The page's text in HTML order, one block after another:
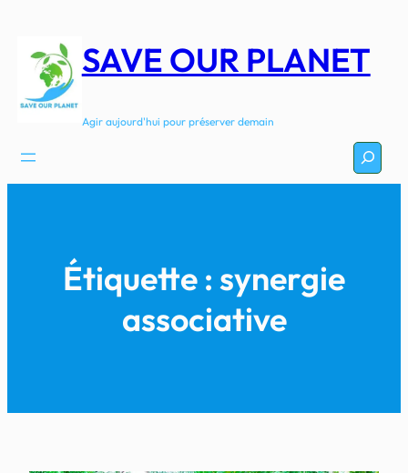
contenu
SAVE OUR PLANET
Agir aujourd'hui pour préserver demain
Étiquette : synergie
associative